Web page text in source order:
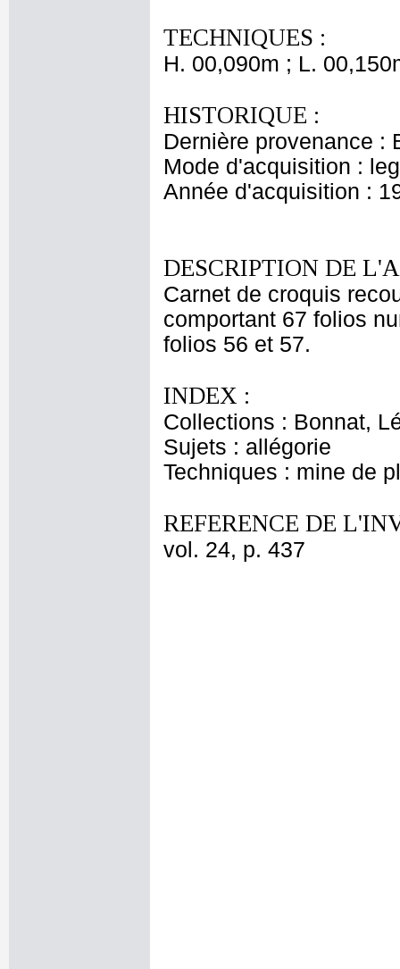
TECHNIQUES :
H. 00,090m ; L.
HISTORIQUE :
Dernière provenance :
Mode d'acquisition :
Année d'acquisition :
DESCRIPTION DE
Carnet de croquis
comportant 67 folios
folios 56 et 57.
INDEX :
Collections : Bonnat,
Sujets : allégorie
Techniques : mine de
REFERENCE DE
vol. 24, p. 437